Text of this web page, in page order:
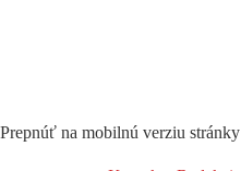
Prepnúť na mobilnú verziu stránky